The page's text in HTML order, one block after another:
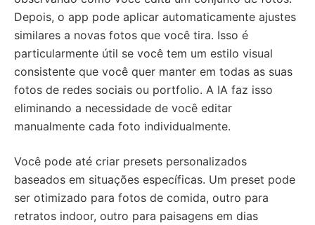
Depois, o app pode aplicar automaticamente ajustes
similares a novas fotos que você tira. Isso é
particularmente útil se você tem um estilo visual
consistente que você quer manter em todas as suas
fotos de redes sociais ou portfolio. A IA faz isso
eliminando a necessidade de você editar
manualmente cada foto individualmente.
Você pode até criar presets personalizados
baseados em situações específicas. Um preset pode
ser otimizado para fotos de comida, outro para
retratos indoor, outro para paisagens em dias